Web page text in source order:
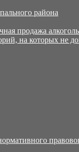
района
продажа
на которых не